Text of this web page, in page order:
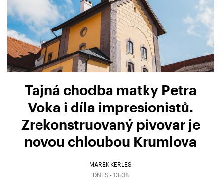
Tajná chodba matky Petra
Voka i díla impresionistů.
Zrekonstruovaný pivovar je
novou chloubou Krumlova
MAREK KERLES
DNES • 13:08